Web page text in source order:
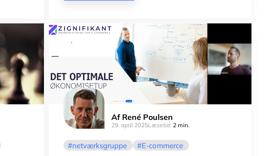
Af René Poulsen
29. april 2025Læsetid:2 min.
netværksgruppe E-commerce